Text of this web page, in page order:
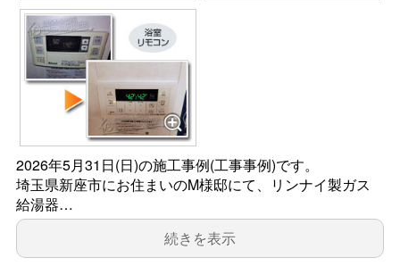
2026年5月31日(日)の施工事例(工事事例)です。
埼玉県新座市にお住まいのM様邸にて、リンナイ製ガス
給湯器…
続きを表示